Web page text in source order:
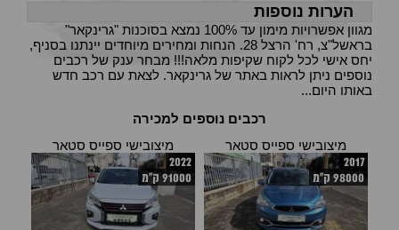
הערות נוספות
מגוון אפשרויות מימון עד 100% נמצא בסוכנות "גרינקאר"
בראשל"צ, רח' הרצל 28. הנחות ומחירים מיוחדים יינתנו בסניף,
יחס אישי לכל לקוח שקיפות מלאה!!! מבחר ענק של רכבים
נוספים ניתן לראות באתר של גרינקאר. לצאת עם רכב חדש
באותו היום...
רכבים נוספים למכירה
מיצובישי ספייס סטאר
2017
98000 ק"מ
מיצובישי ספייס סטאר
2022
91000 ק"מ